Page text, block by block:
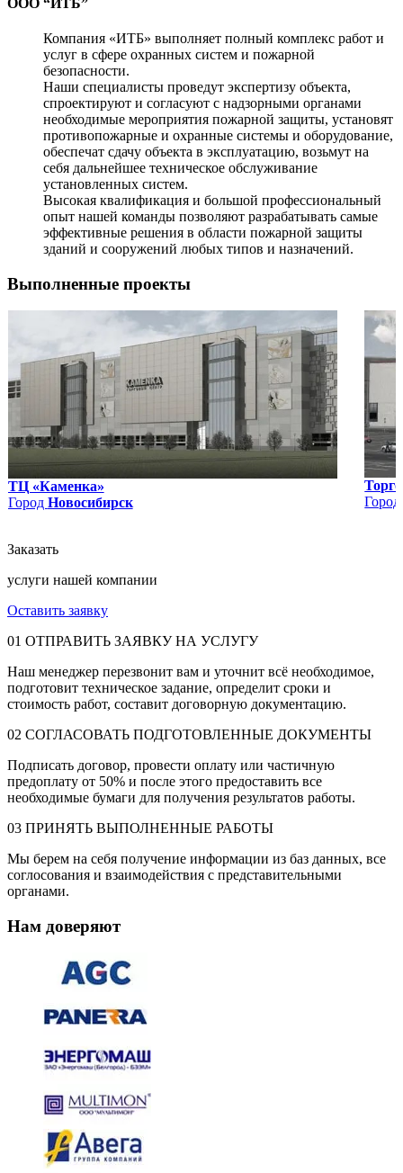
Компания «ИТБ» выполняет полный комплекс работ и
услуг в сфере охранных систем и пожарной
безопасности.
Наши специалисты проведут экспертизу объекта,
спроектируют и согласуют с надзорными органами
необходимые мероприятия пожарной защиты, установят
противопожарные и охранные системы и оборудование,
обеспечат сдачу объекта в эксплуатацию, возьмут на
себя дальнейшее техническое обслуживание
установленных систем.
Высокая квалификация и большой профессиональный
опыт нашей команды позволяют разрабатывать самые
эффективные решения в области пожарной защиты
зданий и сооружений любых типов и назначений.
Выполненные проекты
ТЦ «Каменка»
Город Новосибирск
Заказать
услуги нашей компании
Оставить заявку
01 ОТПРАВИТЬ ЗАЯВКУ НА УСЛУГУ
Наш менеджер перезвонит вам и уточнит всё необходимое,
подготовит техническое задание, определит сроки и
стоимость работ, составит договорную документацию.
02 СОГЛАСОВАТЬ ПОДГОТОВЛЕННЫЕ ДОКУМЕНТЫ
Подписать договор, провести оплату или частичную
предоплату от 50% и после этого предоставить все
необходимые бумаги для получения результатов работы.
03 ПРИНЯТЬ ВЫПОЛНЕННЫЕ РАБОТЫ
Мы берем на себя получение информации из баз данных, все
соглосования и взаимодействия с представительными
органами.
Нам доверяют